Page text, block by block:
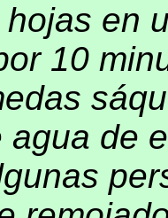
en
10
agua de